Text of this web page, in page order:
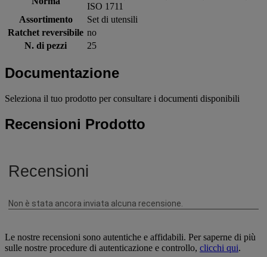
ISO 1711
Assortimento
Set di utensili
Ratchet reversibile no
N. di pezzi
25
Documentazione
Seleziona il tuo prodotto per consultare i documenti disponibili
Recensioni Prodotto
Le nostre recensioni sono autentiche e affidabili. Per saperne di più
sulle nostre procedure di autenticazione e controllo, clicchi qui.